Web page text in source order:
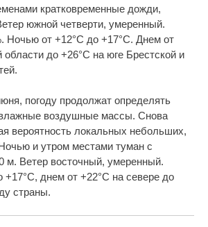
кратковременные дожди,
южной четверти, умеренный.
Ночью от +12°С до +17°С. Днем от
области до +26°С на юге Брестской и
погоду продолжат определять
воздушные массы. Снова
вероятность локальных небольших,
и утром местами туман с
м. Ветер восточный, умеренный.
+17°С, днем от +22°С на севере до
страны.